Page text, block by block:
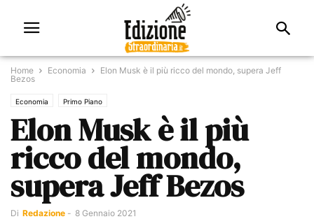
Home Economia
Elon Musk è il più ricco del mondo, supera Jeff
Bezos
Economia Primo Piano
Elon Musk è il più
ricco del mondo,
supera Jeff Bezos
Di Redazione - 8 Gennaio 2021